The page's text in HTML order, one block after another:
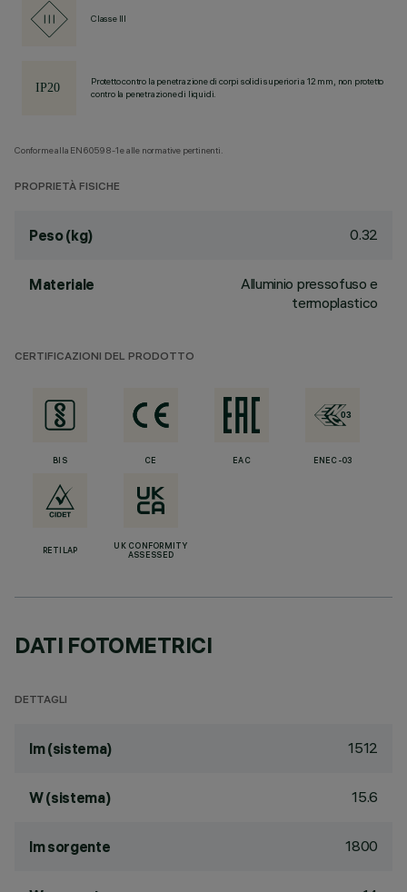
Classe III
Protetto contro la penetrazione di corpi solidi superiori a 12 mm, non protetto
contro la penetrazione di liquidi.
Conforme alla EN60598-1 e alle normative pertinenti.
PROPRIETÀ FISICHE
Peso (kg) 0.32
Materiale
Alluminio pressofuso e
termoplastico
CERTIFICAZIONI DEL PRODOTTO
BIS CE EAC ENEC-03
RETILAP
UK CONFORMITY
ASSESSED
DATI FOTOMETRICI
DETTAGLI
lm (sistema) 1512
W (sistema) 15.6
lm sorgente 1800